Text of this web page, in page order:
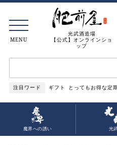
光武酒造場
【公式】オンラインショ
ップ
注目ワード ギフト とってもお得な定
MENU
魔界への誘い 光